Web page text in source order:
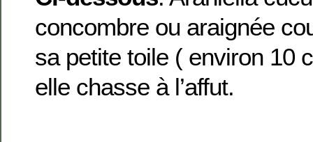
concombre ou araignée
sa petite toile ( environ 10
elle chasse à l’affut.